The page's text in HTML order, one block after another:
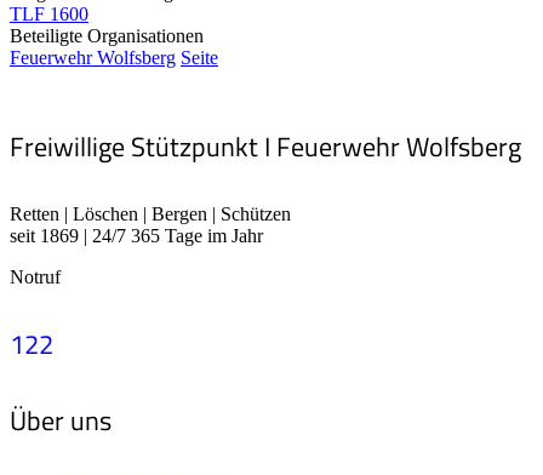
TLF 1600
Beteiligte Organisationen
Feuerwehr Wolfsberg Seite
Freiwillige Stützpunkt I Feuerwehr Wolfsberg
Retten | Löschen | Bergen | Schützen
seit 1869 | 24/7 365 Tage im Jahr
Notruf
122
Über uns